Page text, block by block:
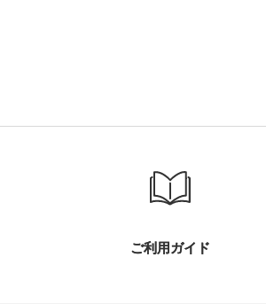
ご利用ガイド